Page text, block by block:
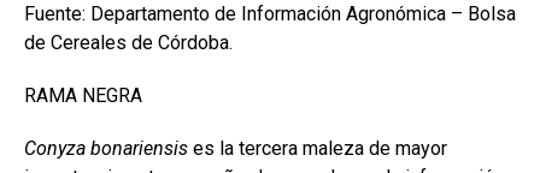
Fuente: Departamento de Información Agronómica – Bolsa
de Cereales de Córdoba.
RAMA NEGRA
Conyza bonariensis es la tercera maleza de mayor